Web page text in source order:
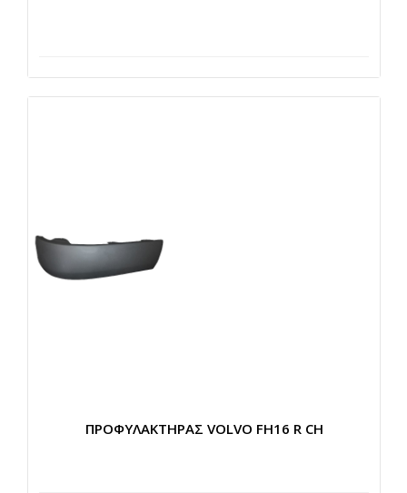
ΠΡΟΦΥΛΑΚΤΗΡΑΣ VOLVO FH16 R CH